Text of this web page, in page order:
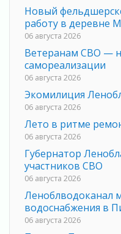
Новый
работу в деревне
06 августа 2026
Ветеранам СВО —
самореализации
06 августа 2026
Экомилиция
06 августа 2026
Лето в ритме
06 августа 2026
Губернатор
участников СВО
06 августа 2026
Леноблводоканал
водоснабжения в
06 августа 2026